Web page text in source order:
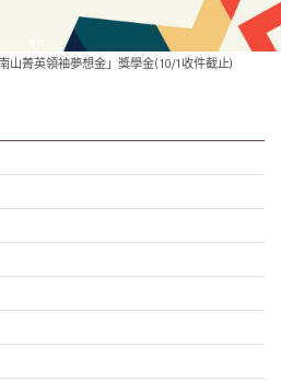
山菁英領袖夢想金」獎學金(10/1收件截止)